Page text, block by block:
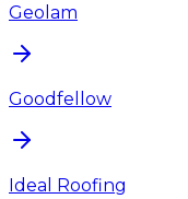
Geolam
Goodfellow
Ideal Roofing